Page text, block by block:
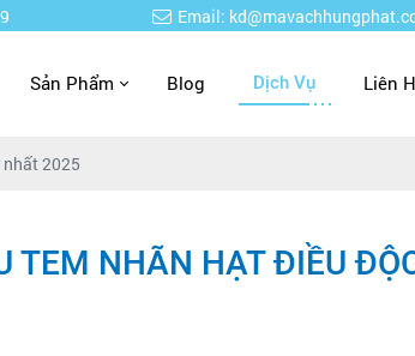
Email:
Sản Phẩm Blog Dịch Vụ Liên
2025
TEM NHÃN HẠT ĐIỀU